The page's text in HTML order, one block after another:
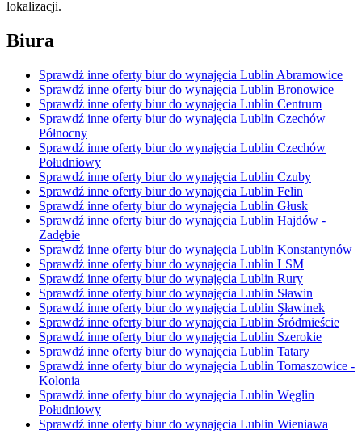
lokalizacji.
Biura
Sprawdź inne oferty biur do wynajęcia Lublin Abramowice
Sprawdź inne oferty biur do wynajęcia Lublin Bronowice
Sprawdź inne oferty biur do wynajęcia Lublin Centrum
Sprawdź inne oferty biur do wynajęcia Lublin Czechów
Północny
Sprawdź inne oferty biur do wynajęcia Lublin Czechów
Południowy
Sprawdź inne oferty biur do wynajęcia Lublin Czuby
Sprawdź inne oferty biur do wynajęcia Lublin Felin
Sprawdź inne oferty biur do wynajęcia Lublin Głusk
Sprawdź inne oferty biur do wynajęcia Lublin Hajdów -
Zadębie
Sprawdź inne oferty biur do wynajęcia Lublin Konstantynów
Sprawdź inne oferty biur do wynajęcia Lublin LSM
Sprawdź inne oferty biur do wynajęcia Lublin Rury
Sprawdź inne oferty biur do wynajęcia Lublin Sławin
Sprawdź inne oferty biur do wynajęcia Lublin Sławinek
Sprawdź inne oferty biur do wynajęcia Lublin Śródmieście
Sprawdź inne oferty biur do wynajęcia Lublin Szerokie
Sprawdź inne oferty biur do wynajęcia Lublin Tatary
Sprawdź inne oferty biur do wynajęcia Lublin Tomaszowice -
Kolonia
Sprawdź inne oferty biur do wynajęcia Lublin Węglin
Południowy
Sprawdź inne oferty biur do wynajęcia Lublin Wieniawa